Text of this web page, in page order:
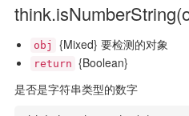
obj {Mixed} 要检测的对象
return {Boolean}
是否是字符串类型的数字